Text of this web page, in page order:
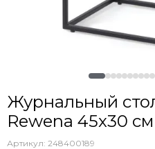
Журнальный
Rewena 45x30 см
Артикул: 248400189